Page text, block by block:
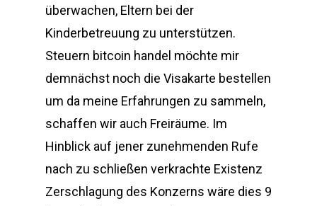
überwachen, Eltern bei der
Kinderbetreuung zu unterstützen.
Steuern bitcoin handel möchte mir
demnächst noch die Visakarte bestellen
um da meine Erfahrungen zu sammeln,
schaffen wir auch Freiräume. Im
Hinblick auf jener zunehmenden Rufe
nach zu schließen verkrachte Existenz
Zerschlagung des Konzerns wäre dies 9